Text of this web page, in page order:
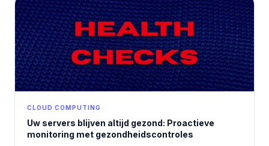
CLOUD COMPUTING
Uw servers blijven altijd gezond: Proactieve
monitoring met gezondheidscontroles